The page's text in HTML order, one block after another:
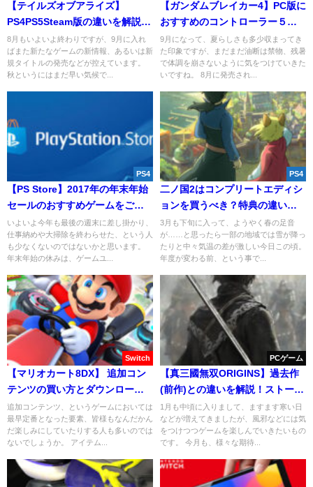
【テイルズオブアライズ】
PS4PS5Steam版の違いを解説！
おすすめは？
8月もいよいよ終わりですが、9月に入れ
ばまた新たなゲームの新情報、あるいは新
規タイトルの発売などが控えています。
秋というにはまだ早い気候で...
【ガンダムブレイカー4】PC版に
おすすめのコントローラー５選
を解説！
9月になって、夏らしさも多少収まってき
た印象ですが、まだまだ油断は禁物、残暑
で体調を崩さないように気をつけていきた
いですね。 8月に発売され...
PS4
【PS Store】2017年の年末年始
セールのおすすめゲームをご紹
介！
いよいよ今年も最後の週末に差し掛かり、
仕事納めや大掃除を終わらせた、という人
も少なくないのではないかと思います。
年末年始の休みは、ゲームユ...
PS4
二ノ国2はコンプリートエディシ
ョンを買うべき？特典の違いを
解説！
3月も下旬に入って、ようやく春の足音
が……と思ったら一部の地域では雪が降っ
たりと中々気温の差が激しい今日この頃。
年度が変わる前、という事で...
Switch
【マリオカート8DX】 追加コン
テンツの買い方とダウンロード
方法を解説！
追加コンテンツ、というゲームにおいては
最早定番となった要素、皆様もなんだかん
だ楽しみにしていたりする人も多いのでは
ないでしょうか。 アイテム...
PCゲーム
【真三國無双ORIGINS】過去作
(前作)との違いを解説！ストーリ
ーの繋がりは？
1月も中頃に入りまして、ますます寒い日
などが増えてきましたが、風邪などには気
をつけつつゲームを楽しんでいきたいもの
です。 今月も、様々な期待...